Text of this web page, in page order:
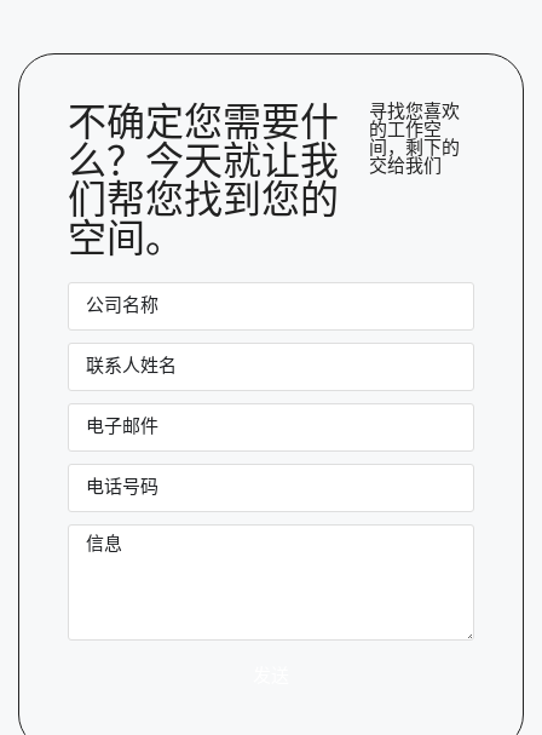
不确定您需要什
么？今天就让我
们帮您找到您的
空间。
寻找您喜欢
的工作空
间，剩下的
交给我们